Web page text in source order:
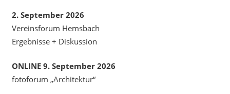
2. September 2026
Vereinsforum Hemsbach
Ergebnisse + Diskussion
ONLINE 9. September 2026
fotoforum „Architektur“